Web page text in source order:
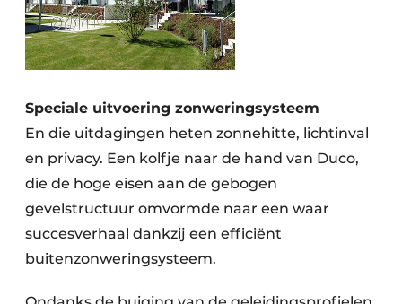
Speciale uitvoering zonweringsysteem
En die uitdagingen heten zonnehitte, lichtinval
en privacy. Een kolfje naar de hand van Duco,
die de hoge eisen aan de gebogen
gevelstructuur omvormde naar een waar
succesverhaal dankzij een efficiënt
buitenzonweringsysteem.